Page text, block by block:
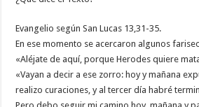
Evangelio según San Lucas 13,31-35.
En ese momento se acercaron algunos
«Aléjate de aquí, porque Herodes quiere
«Vayan a decir a ese zorro: hoy y mañana
realizo curaciones, y al tercer día habré